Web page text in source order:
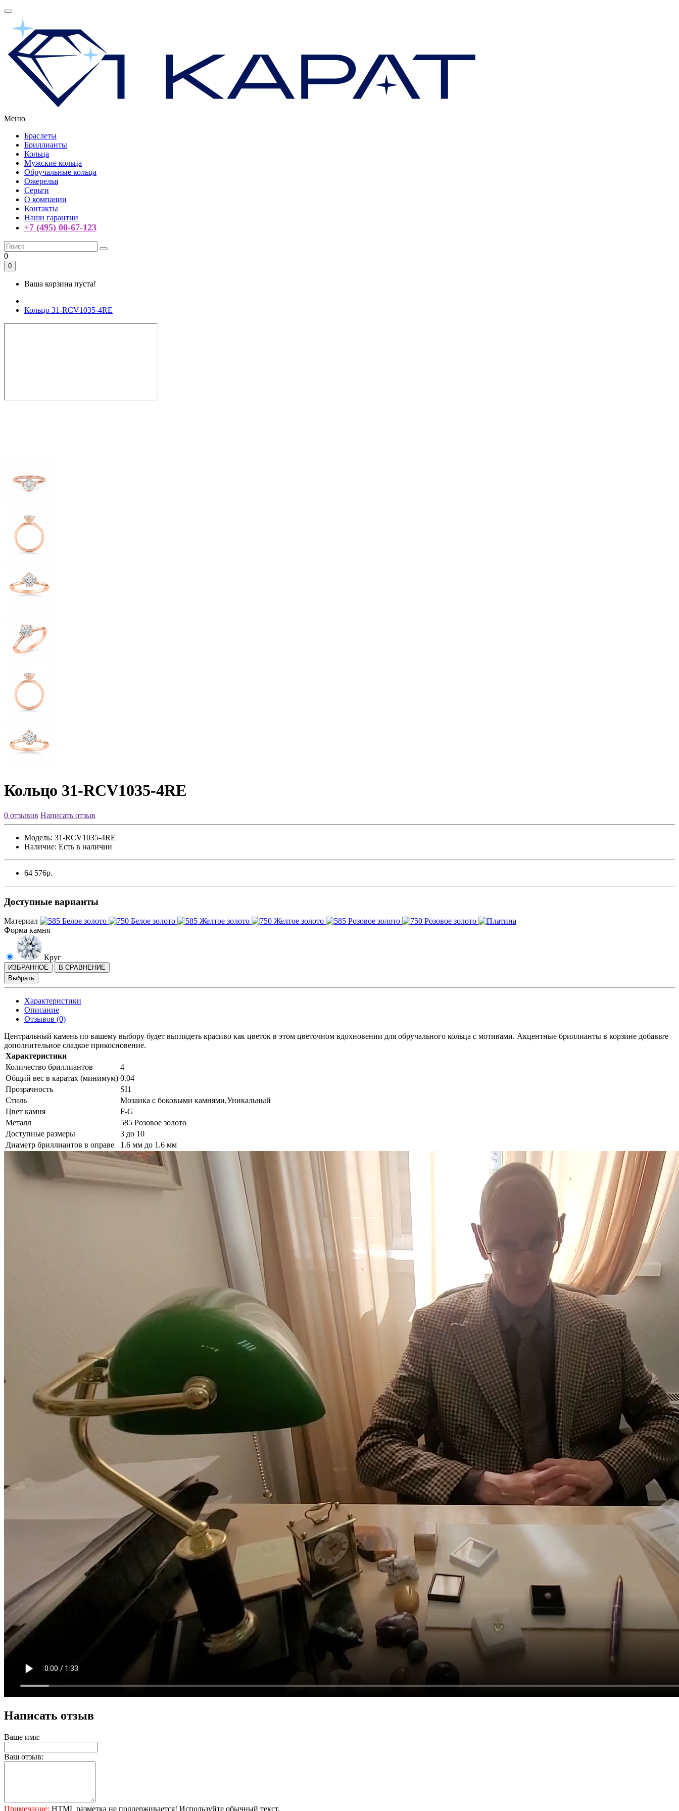
Меню
Браслеты
Бриллианты
Кольца
Мужские кольца
Обручальные кольца
Ожерелья
Серьги
О компании
Контакты
Наши гарантии
+7 (495) 00-67-123
0
0
Ваша корзина пуста!
Кольцо 31-RCV1035-4RE
Кольцо 31-RCV1035-4RE
0 отзывов Написать отзыв
Модель: 31-RCV1035-4RE
Наличие: Есть в наличии
64 576р.
Доступные варианты
Материал
Форма камня
Круг
ИЗБРАННОЕ
В СРАВНЕНИЕ
Выбрать
Характеристики
Описание
Отзывов (0)
Центральный камень по вашему выбору будет выглядеть красиво как цветок в этом цветочном вдохновении для обручального кольца с мотивами. Акцентные бриллианты в корзине добавьте
дополнительное сладкое прикосновение.
Характеристики
Количество бриллиантов
4
Общий вес в каратах (минимум) 0.04
Прозрачность
SI1
Стиль
Мозаика с боковыми камнями,Уникальный
Цвет камня
F-G
Металл
585 Розовое золото
Доступные размеры
3 до 10
Диаметр бриллиантов в оправе
1.6 мм до 1.6 мм
Написать отзыв
Ваше имя:
Ваш отзыв:
Примечание: HTML разметка не поддерживается! Используйте обычный текст.